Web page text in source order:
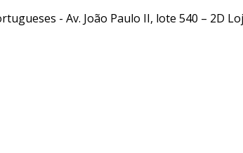
- Av. João Paulo II, lote 540 – 2D